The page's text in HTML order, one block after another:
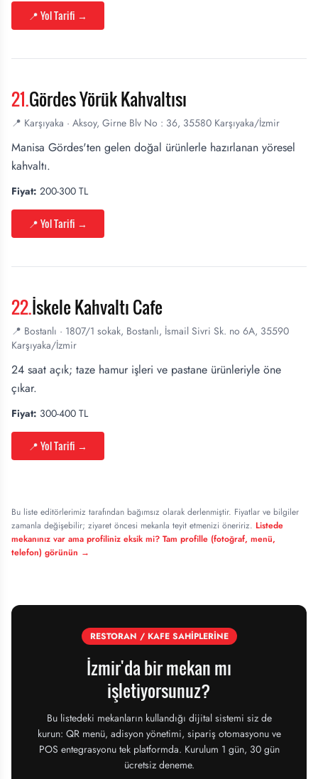
📍 Yol Tarifi →
21.Gördes Yörük Kahvaltısı
📍 Karşıyaka · Aksoy, Girne Blv No : 36, 35580 Karşıyaka/İzmir
Manisa Gördes'ten gelen doğal ürünlerle hazırlanan yöresel
kahvaltı.
Fiyat: 200-300 TL
📍 Yol Tarifi →
22.İskele Kahvaltı Cafe
📍 Bostanlı · 1807/1 sokak, Bostanlı, İsmail Sivri Sk. no 6A, 35590
Karşıyaka/İzmir
24 saat açık; taze hamur işleri ve pastane ürünleriyle öne
çıkar.
Fiyat: 300-400 TL
📍 Yol Tarifi →
Bu liste editörlerimiz tarafından bağımsız olarak derlenmiştir. Fiyatlar ve bilgiler
zamanla değişebilir; ziyaret öncesi mekanla teyit etmenizi öneririz. Listede
mekanınız var ama profiliniz eksik mi? Tam profille (fotoğraf, menü,
telefon) görünün →
RESTORAN / KAFE SAHİPLERİNE
İzmir'dabir mekan mı
işletiyorsunuz?
Bu listedeki mekanların kullandığı dijital sistemi siz de
kurun: QR menü, adisyon yönetimi, sipariş otomasyonu ve
POS entegrasyonu tek platformda. Kurulum 1 gün, 30 gün
ücretsiz deneme.